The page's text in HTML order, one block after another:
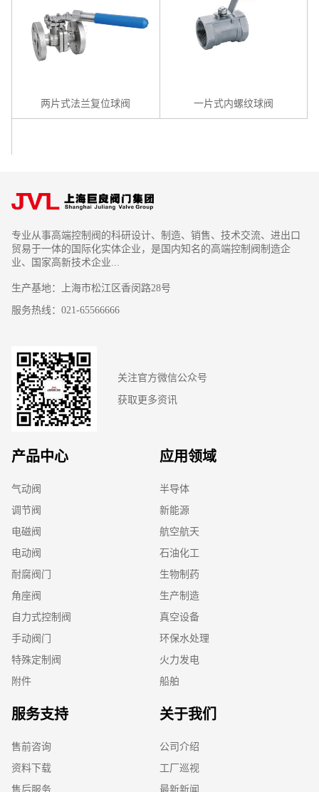
两片式法兰复位球阀 一片式内螺纹球阀
专业从事高端控制阀的科研设计、制造、销售、技术交流、进出口
贸易于一体的国际化实体企业，是国内知名的高端控制阀制造企
业、国家高新技术企业...
生产基地：上海市松江区香闵路28号
服务热线：021-65566666
关注官方微信公众号
获取更多资讯
产品中心
气动阀
调节阀
电磁阀
电动阀
耐腐阀门
角座阀
自力式控制阀
手动阀门
特殊定制阀
附件
应用领域
半导体
新能源
航空航天
石油化工
生物制药
生产制造
真空设备
环保水处理
火力发电
船舶
服务支持
售前咨询
资料下载
售后服务
关于我们
公司介绍
工厂巡视
最新新闻